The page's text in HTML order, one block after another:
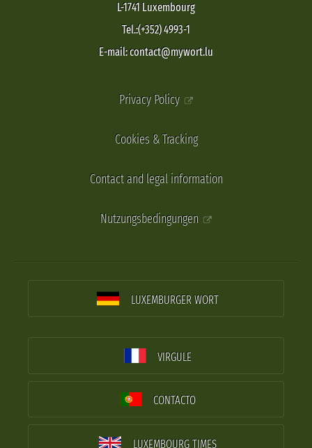
L-1741 Luxembourg
Tel.:(+352) 4993-1
E-mail: contact@mywort.lu
Privacy Policy
Cookies & Tracking
Contact and legal information
Nutzungsbedingungen
LUXEMBURGER WORT
VIRGULE
CONTACTO
LUXEMBOURG TIMES